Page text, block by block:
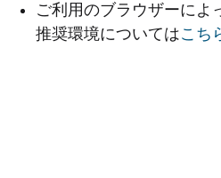
ご利用のブラウザーによ
推奨環境についてはこち